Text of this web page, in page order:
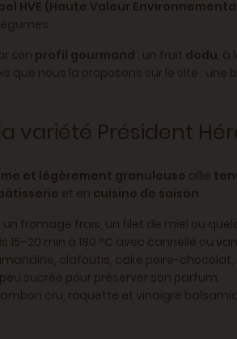
HVE (Haute Valeur
son profil gourmand : un fruit dodu, à
que nous la proposons sur le site :
variété Président
et légèrement granuleuse allie
et en cuisine de saison.
fromage frais, un filet de miel ou
15–20 min à 180 °C avec cannelle ou
clafoutis, cake poire-chocolat,
sucrée pour préserver son parfum.
cru, roquette et vinaigre